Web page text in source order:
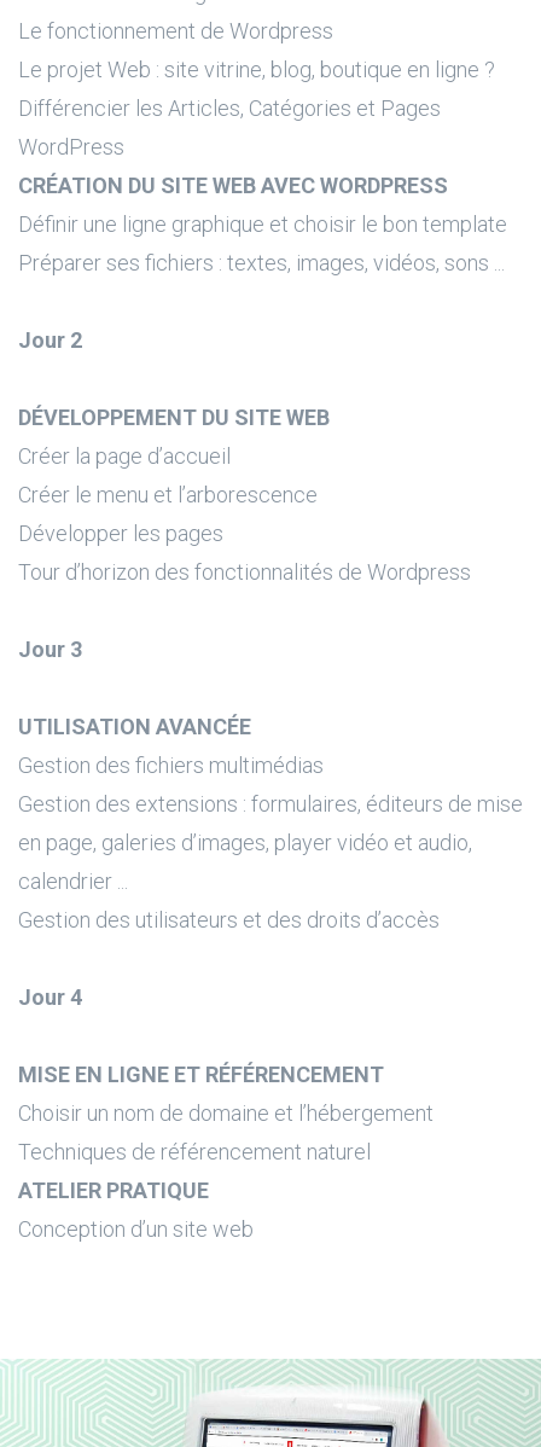
Le fonctionnement de Wordpress
Le projet Web : site vitrine, blog, boutique en ligne ?
Différencier les Articles, Catégories et Pages
WordPress
CRÉATION DU SITE WEB AVEC WORDPRESS
Définir une ligne graphique et choisir le bon template
Préparer ses fichiers : textes, images, vidéos, sons ...
Jour 2
DÉVELOPPEMENT DU SITE WEB
Créer la page d’accueil
Créer le menu et l’arborescence
Développer les pages
Tour d’horizon des fonctionnalités de Wordpress
Jour 3
UTILISATION AVANCÉE
Gestion des fichiers multimédias
Gestion des extensions : formulaires, éditeurs de mise
en page, galeries d’images, player vidéo et audio,
calendrier ...
Gestion des utilisateurs et des droits d’accès
Jour 4
MISE EN LIGNE ET RÉFÉRENCEMENT
Choisir un nom de domaine et l’hébergement
Techniques de référencement naturel
ATELIER PRATIQUE
Conception d’un site web